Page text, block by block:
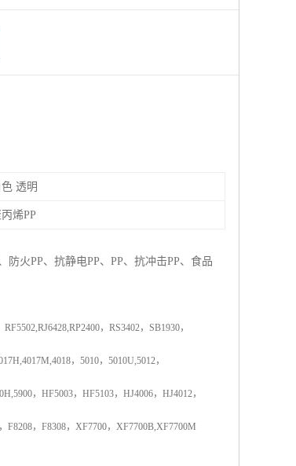
色 透明
烯PP
防火PP、抗静电PP、 PP、抗冲击PP、食品
RF5502,RJ6428,RP2400， RS3402， SB1930，
， 5010， 5010U,5012，
， HF5003， HF5103， HJ4006， HJ4012，
， F8208， F8308， XF7700， XF7700B,XF7700M